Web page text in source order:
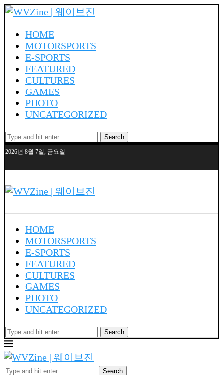
HOME
MOTORSPORTS
E-SPORTS
FEATURED
CULTURES
GAMES
PHOTO
UNCATEGORIZED
Search
2026년 8월 7일, 금요일
HOME
MOTORSPORTS
E-SPORTS
FEATURED
CULTURES
GAMES
PHOTO
UNCATEGORIZED
Search
Search